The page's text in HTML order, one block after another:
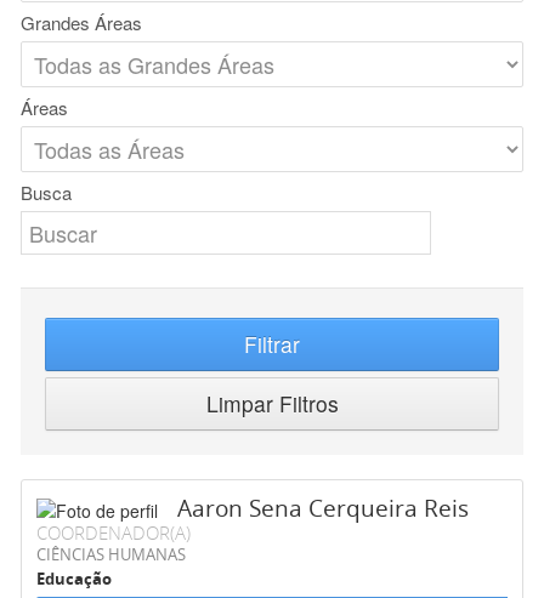
Grandes Áreas
Áreas
Busca
Filtrar
Limpar Filtros
Aaron Sena Cerqueira Reis
COORDENADOR(A)
CIÊNCIAS HUMANAS
Educação